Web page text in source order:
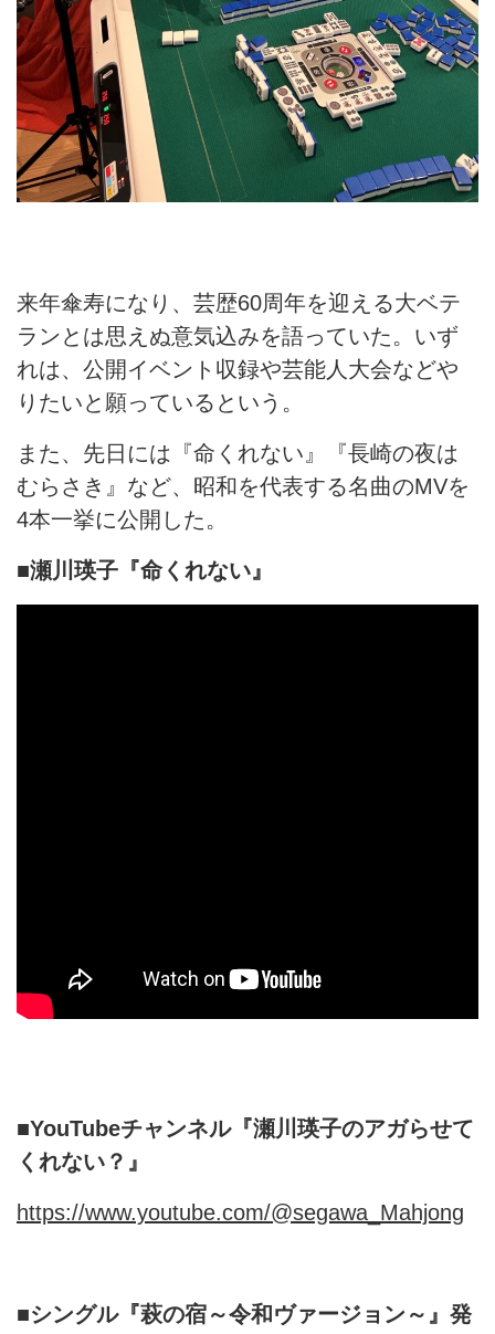
来年傘寿になり、芸歴60周年を迎える大ベテ
ランとは思えぬ意気込みを語っていた。いず
れは、公開イベント収録や芸能人大会などや
りたいと願っているという。
また、先日には『命くれない』『長崎の夜は
むらさき』など、昭和を代表する名曲のMVを
4本一挙に公開した。
■瀬川瑛子『命くれない』
■YouTubeチャンネル『瀬川瑛子のアガらせて
くれない？』
https://www.youtube.com/@segawa_Mahjong
■シングル『萩の宿～令和ヴァージョン～』発